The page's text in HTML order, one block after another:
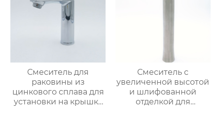
Смеситель для
раковины из
цинкового сплава для
установки на крышку
Смеситель с
увеличенной высотой
и шлифованной
отделкой для